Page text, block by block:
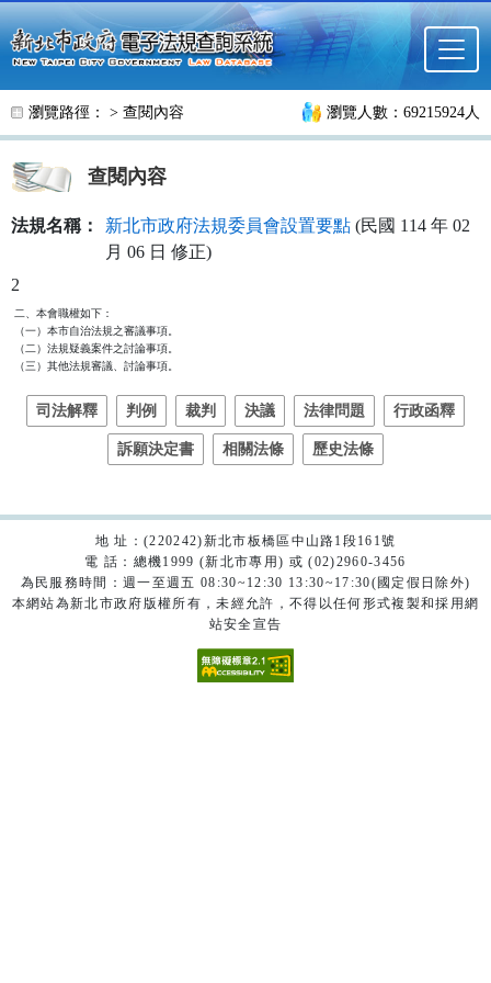
跳至主要內容
瀏覽路徑： > 查閱內容 瀏覽人數：69215924人
查閱內容
法規名稱： 新北市政府法規委員會設置要點 (民國 114 年 02
月 06 日 修正)
2
二、本會職權如下：
（一）本市自治法規之審議事項。
（二）法規疑義案件之討論事項。
（三）其他法規審議、討論事項。
司法解釋 判例 裁判 決議 法律問題 行政函釋
訴願決定書 相關法條 歷史法條
地 址：(220242)新北市板橋區中山路1段161號
電 話：總機1999 (新北市專用) 或 (02)2960-3456
為民服務時間：週一至週五 08:30~12:30 13:30~17:30(國定假日除外)
本網站為新北市政府版權所有，未經允許，不得以任何形式複製和採用網
站安全宣告